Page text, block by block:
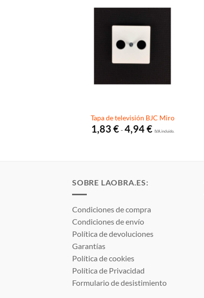
Tapa de televisión BJC Miro
1,83 €-4,94€Rango
de
I.V.A. incluido.
SOBRE LAOBRA.ES:
Condiciones de compra
Condiciones de envío
Política de devoluciones
Garantías
Política de cookies
Política de Privacidad
Formulario de desistimiento